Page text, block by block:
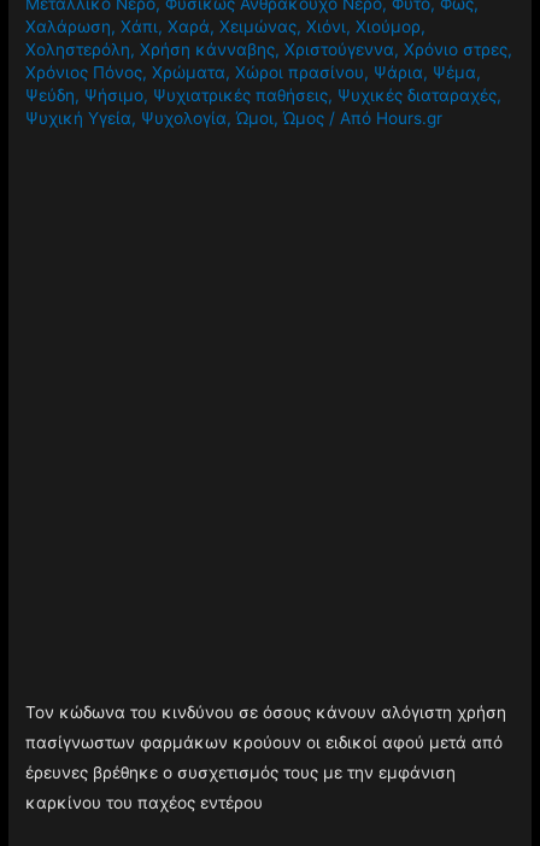
Χαλάρωση,Χάπι,Χαρά,Χειμώνας,Χιόνι,Χιούμορ,
Χοληστερόλη,Χρήση κάνναβης,Χριστούγεννα,Χρόνιο στρες,
Χρόνιος Πόνος,Χρώματα,Χώροι πρασίνου, Ψάρια, Ψέμα,
Ψεύδη, Ψήσιμο, Ψυχιατρικές παθήσεις, Ψυχικές διαταραχές,
Ψυχική Υγεία, Ψυχολογία,Ώμοι,Ώμος / Από Hours.gr
Τον κώδωνα του κινδύνου σε όσους κάνουν αλόγιστη χρήση
πασίγνωστων φαρμάκων κρούουν οι ειδικοί αφού μετά από
έρευνες βρέθηκε ο συσχετισμός τους με την εμφάνιση
καρκίνου του παχέος εντέρου